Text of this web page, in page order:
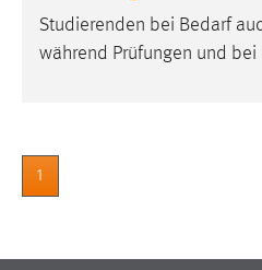
Studierenden bei Bedarf
während Prüfungen und
1
Zweck:
Für
in diesem
Sprache